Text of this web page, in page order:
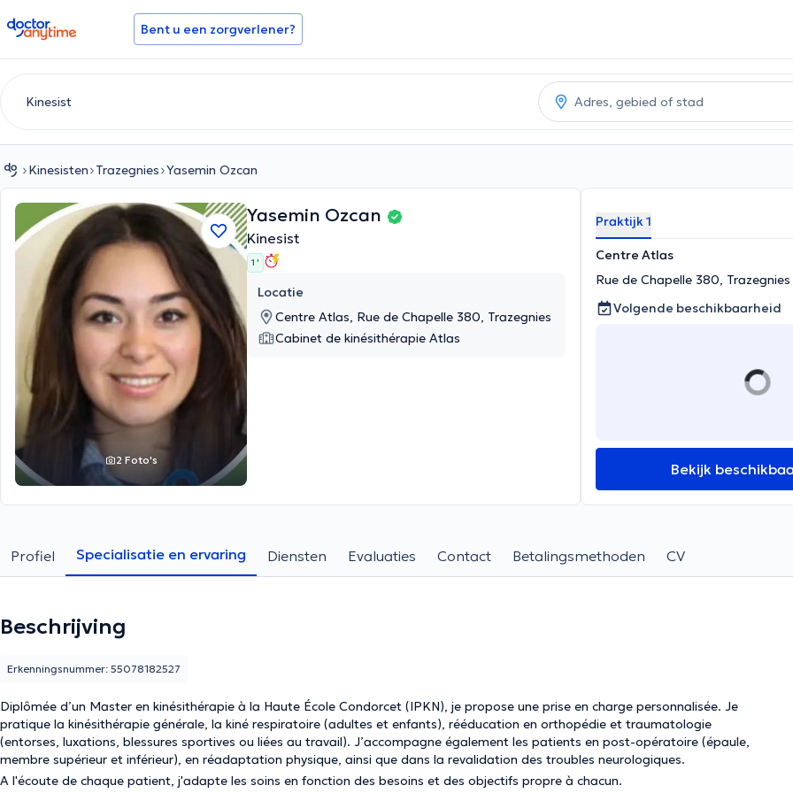
doctoranytime Bent u een zorgverlener?
Kinesisten Trazegnies Yasemin Ozcan
2 Foto's
Yasemin Ozcan
Kinesist
1 '
Locatie
Centre Atlas, Rue de Chapelle 380, Trazegnies
Cabinet de kinésithérapie Atlas
Praktijk 1
Centre Atlas
Rue de Chapelle 380, Trazegnies
Volgende beschikbaarheid
Bekijk
Profiel Specialisatie en ervaring Diensten Evaluaties Contact Betalingsmethoden CV
Beschrijving
Diplômée d’un Master en kinésithérapie à la Haute École Condorcet (IPKN), je propose une prise en charge personnalisée. Je
pratique la kinésithérapie générale, la kiné respiratoire (adultes et enfants), rééducation en orthopédie et traumatologie
(entorses, luxations, blessures sportives ou liées au travail). J’accompagne également les patients en post-opératoire (épaule,
membre supérieur et inférieur), en réadaptation physique, ainsi que dans la revalidation des troubles neurologiques.
A l'écoute de chaque patient, j'adapte les soins en fonction des besoins et des objectifs propre à chacun.
Erkenningsnummer: 55078182527